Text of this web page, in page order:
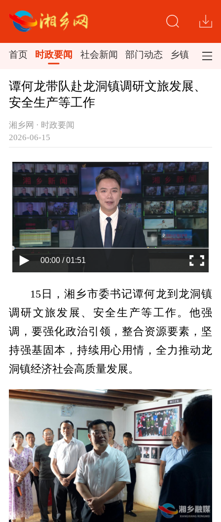
首页 时政要闻 社会新闻 部门动态 乡镇新闻
谭何龙带队赴龙洞镇调研文旅发展、
安全生产等工作
湘乡网 · 时政要闻
2026-06-15
00:00 / 01:51
15日，湘乡市委书记谭何龙到龙洞镇
调研文旅发展、安全生产等工作。他强
调，要强化政治引领，整合资源要素，坚
持强基固本，持续用心用情，全力推动龙
洞镇经济社会高质量发展。